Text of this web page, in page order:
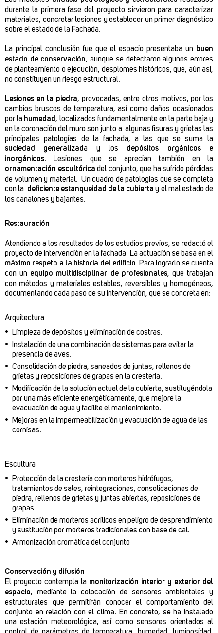
durante la primera fase del proyecto sirvieron para caracterizar
materiales, concretar lesiones y establecer un primer diagnóstico
sobre el estado de la Fachada.
La principal conclusión fue que el espacio presentaba un buen
estado de conservación, aunque se detectaron algunos errores
de planteamiento o ejecución, desplomes históricos, que, aún así,
no constituyen un riesgo estructural.
Lesiones en la piedra, provocadas, entre otros motivos, por los
cambios bruscos de temperatura, así como daños ocasionados
por la humedad, localizados fundamentalmente en la parte baja y
en la coronación del muro son junto a algunas fisuras y grietas las
principales patologías de la fachada, a las que se suma la
suciedad generalizada y los depósitos orgánicos e
inorgánicos. Lesiones que se aprecian también en la
ornamentación escultórica del conjunto, que ha sufrido pérdidas
de volumen y material. Un cuadro de patologías que se completa
con la deficiente estanqueidad de la cubierta y el mal estado de
los canalones y bajantes.
Restauración
Atendiendo a los resultados de los estudios previos, se redactó el
proyecto de intervención en la fachada. La actuación se basa en el
máximo respeto a la historia del edificio. Para lograrlo se cuenta
con un equipo multidisciplinar de profesionales, que trabajan
con métodos y materiales estables, reversibles y homogéneos,
documentando cada paso de su intervención, que se concreta en:
Arquitectura
Limpieza de depósitos y eliminación de costras.
Instalación de una combinación de sistemas para evitar la
presencia de aves.
Consolidación de piedra, saneados de juntas, rellenos de
grietas y reposiciones de grapas en la crestería.
Modificación de la solución actual de la cubierta, sustituyéndola
por una más eficiente energéticamente, que mejore la
evacuación de agua y facilite el mantenimiento.
Mejoras en la impermeabilización y evacuación de agua de las
cornisas.
Escultura
Protección de la crestería con morteros hidrófugos,
tratamientos de sales, reintegraciones, consolidaciones de
piedra, rellenos de grietas y juntas abiertas, reposiciones de
grapas.
Eliminación de morteros acrílicos en peligro de desprendimiento
y sustitución por morteros tradicionales con base de cal.
Armonización cromática del conjunto
Conservación y difusión
El proyecto contempla la monitorización interior y exterior del
espacio, mediante la colocación de sensores ambientales y
estructurales que permitirán conocer el comportamiento del
conjunto en relación con el clima. En concreto, se ha instalado
una estación meteorológica, así como sensores orientados al